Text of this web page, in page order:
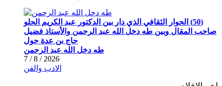
(50) الحوار الثقافي الذي دار بين الدكتور عبد الكريم الحلو
صاحب المقال وبين طه دخل الله عبد الرحمن والأستاذ فضيل
حاج بن عدة حول
طه دخل الله عبد الرحمن
2026 / 8 / 7
الادب والفن